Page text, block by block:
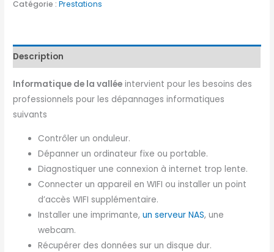
Catégorie :Prestations
Description
Informatique de la vallée intervient pour les besoins des
professionnels pour les dépannages informatiques
suivants
Contrôler un onduleur.
Dépanner un ordinateur fixe ou portable.
Diagnostiquer une connexion à internet trop lente.
Connecter un appareil en WIFI ou installer un point
d’accès WIFI supplémentaire.
Installer une imprimante,un serveur NAS, une
webcam.
Récupérer des données sur un disque dur.